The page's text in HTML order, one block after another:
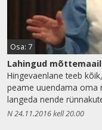
Osa: 7
Lahingud
Hingevaenlane teeb
peame uuendama oma
langeda nende
N 24.11.2016 kell 20.00